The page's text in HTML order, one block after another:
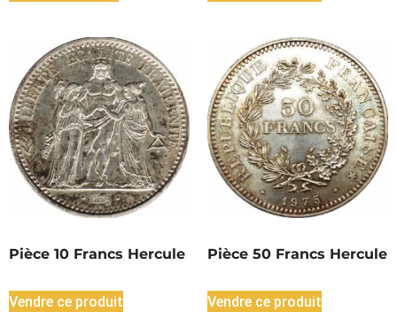
Pièce 10 Francs Hercule
Vendre ce produit
Pièce 50 Francs Hercule
Vendre ce produit